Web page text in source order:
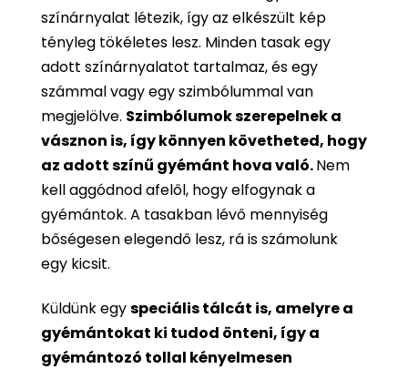
színárnyalat létezik, így az elkészült kép
tényleg tökéletes lesz. Minden tasak egy
adott színárnyalatot tartalmaz, és egy
számmal vagy egy szimbólummal van
megjelölve. Szimbólumok szerepelnek a
vásznon is, így könnyen követheted, hogy
az adott színű gyémánt hova való.Nem
kell aggódnod afelől, hogy elfogynak a
gyémántok. A tasakban lévő mennyiség
bőségesen elegendő lesz, rá is számolunk
egy kicsit.
Küldünk egyspeciális tálcát is, amelyre a
gyémántokat ki tudod önteni, így a
gyémántozó tollal kényelmesen